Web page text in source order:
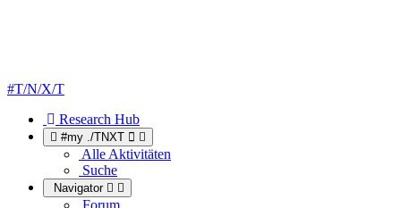
#T/N/X/T
Research Hub
#my ./TNXT
Alle Aktivitäten
Suche
Navigator
Forum